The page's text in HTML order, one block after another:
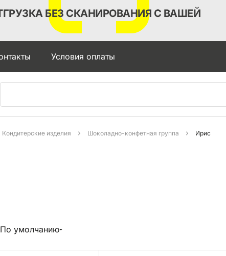
БЕЗ СКАНИРОВАНИЯ С ВАШЕЙ
Условия оплаты
Кондитерские изделия Шоколадно-конфетная группа Ирис
По умолчанию